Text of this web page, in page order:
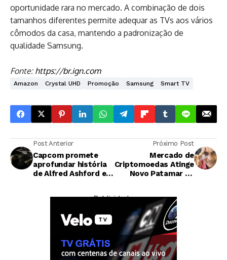
oportunidade rara no mercado. A combinação de dois
tamanhos diferentes permite adequar as TVs aos vários
cômodos da casa, mantendo a padronização de
qualidade Samsung.
Fonte: https://br.ign.com
Amazon Crystal UHD Promoção Samsung Smart TV
Post Anterior
Capcom promete
aprofundar história
de Alfred Ashford em
Próximo Post
Mercado de
Criptomoedas Atinge
Novo Patamar de
Errado na Testa
— Publicidade —